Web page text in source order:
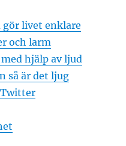
livet enklare
och larm
hjälp av ljud
så är det ljug